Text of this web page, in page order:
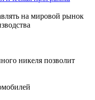
на мировой рынок
никеля позволит